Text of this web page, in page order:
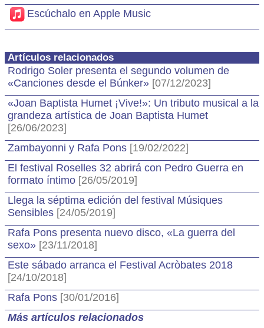
Escúchalo en Apple Music
Artículos relacionados
Rodrigo Soler presenta el segundo volumen de
«Canciones desde el Búnker» [07/12/2023]
«Joan Baptista Humet ¡Vive!»: Un tributo musical a la
grandeza artística de Joan Baptista Humet
[26/06/2023]
Zambayonni y Rafa Pons [19/02/2022]
El festival Roselles 32 abrirá con Pedro Guerra en
formato íntimo [26/05/2019]
Llega la séptima edición del festival Músiques
Sensibles [24/05/2019]
Rafa Pons presenta nuevo disco, «La guerra del
sexo» [23/11/2018]
Este sábado arranca el Festival Acròbates 2018
[24/10/2018]
Rafa Pons [30/01/2016]
Más artículos relacionados